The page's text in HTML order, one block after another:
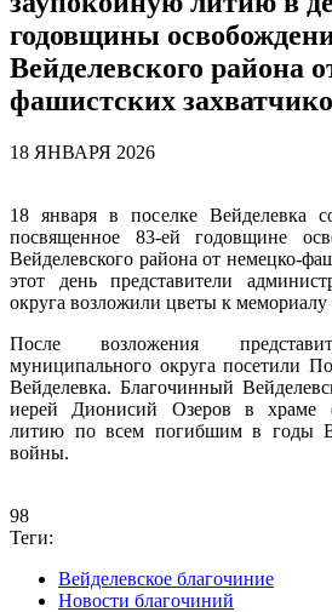
годовщины
Вейделевского района
фашистских
18 ЯНВАРЯ 2026
18 января в поселке Вейделевка
посвященное 83-ей годовщине
Вейделевского района от немецко-
этот день представители
округа возложили цветы к
После возложения
муниципального округа посетили
Вейделевка. Благочинный
иерей Дионисий Озеров в храме
литию по всем погибшим в годы
войны.
98
Теги:
Вейделевское благочиние
Новости благочиний